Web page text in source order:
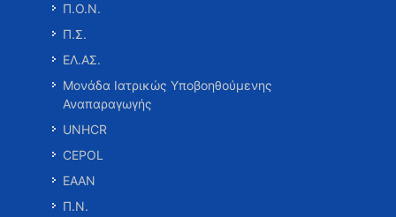
Π.Ο.Ν.
Π.Σ.
ΕΛ.ΑΣ.
Μονάδα Ιατρικώς Υποβοηθούμενης
Αναπαραγωγής
UNHCR
CEPOL
ΕΑΑΝ
Π.Ν.